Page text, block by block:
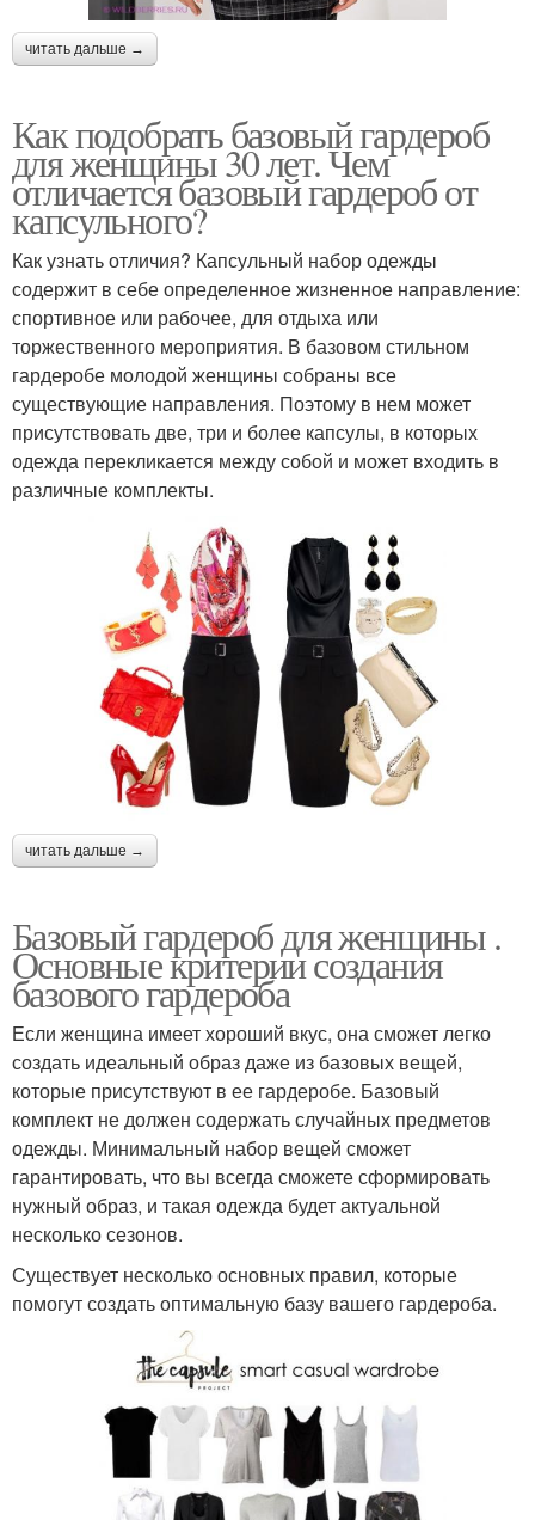
читать дальше →
Как подобрать базовый гардероб
для женщины 30 лет. Чем
отличается базовый гардероб от
капсульного?
Как узнать отличия? Капсульный набор одежды
содержит в себе определенное жизненное направление:
спортивное или рабочее, для отдыха или
торжественного мероприятия. В базовом стильном
гардеробе молодой женщины собраны все
существующие направления. Поэтому в нем может
присутствовать две, три и более капсулы, в которых
одежда перекликается между собой и может входить в
различные комплекты.
читать дальше →
Базовый гардероб для женщины .
Основные критерии создания
базового гардероба
Если женщина имеет хороший вкус, она сможет легко
создать идеальный образ даже из базовых вещей,
которые присутствуют в ее гардеробе. Базовый
комплект не должен содержать случайных предметов
одежды. Минимальный набор вещей сможет
гарантировать, что вы всегда сможете сформировать
нужный образ, и такая одежда будет актуальной
несколько сезонов.
Существует несколько основных правил, которые
помогут создать оптимальную базу вашего гардероба.